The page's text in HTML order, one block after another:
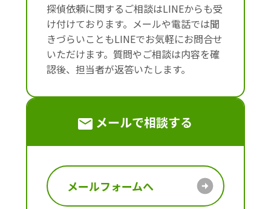
探偵依頼に関するご相談はLINEからも受
け付けております。メールや電話では聞
きづらいこともLINEでお気軽にお問合せ
いただけます。質問やご相談は内容を確
認後、担当者が返答いたします。
メールで相談する
メールフォームへ